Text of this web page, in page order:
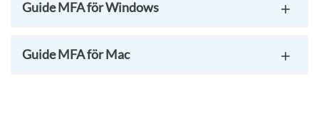
Guide MFA för Windows
Guide MFA för Mac